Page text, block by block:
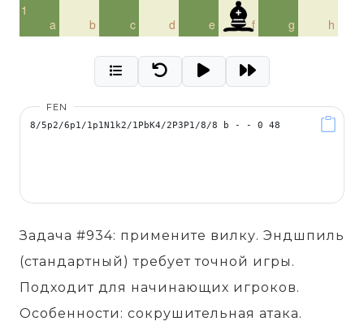
a
1
b
c d e f g h
FEN
Задача #934: примените вилку. Эндшпиль
(стандартный) требует точной игры.
Подходит для начинающих игроков.
Особенности: сокрушительная атака.